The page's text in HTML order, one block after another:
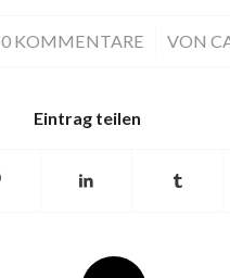
0 KOMMENTARE
/ VON
Eintrag teilen